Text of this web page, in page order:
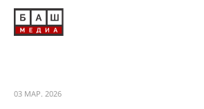
03 МАР. 2026